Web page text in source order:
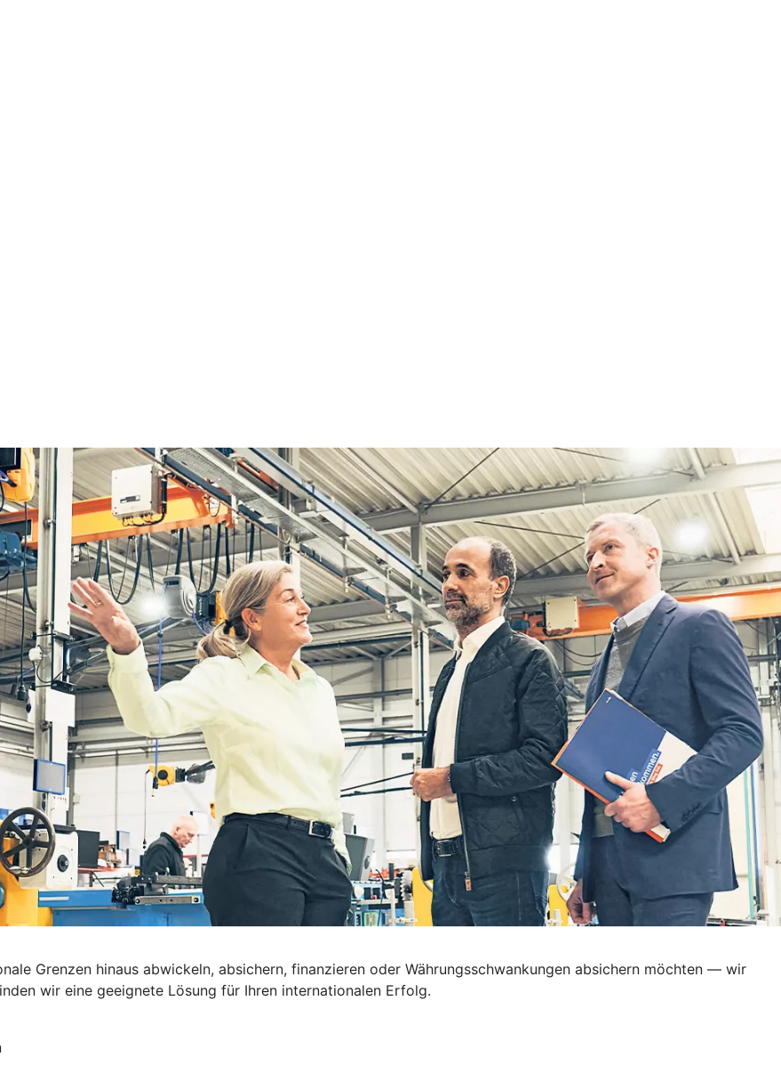
Grenzen hinaus abwickeln, absichern, finanzieren oder Währungsschwankungen absichern möchten — wir
wir eine geeignete Lösung für Ihren internationalen Erfolg.